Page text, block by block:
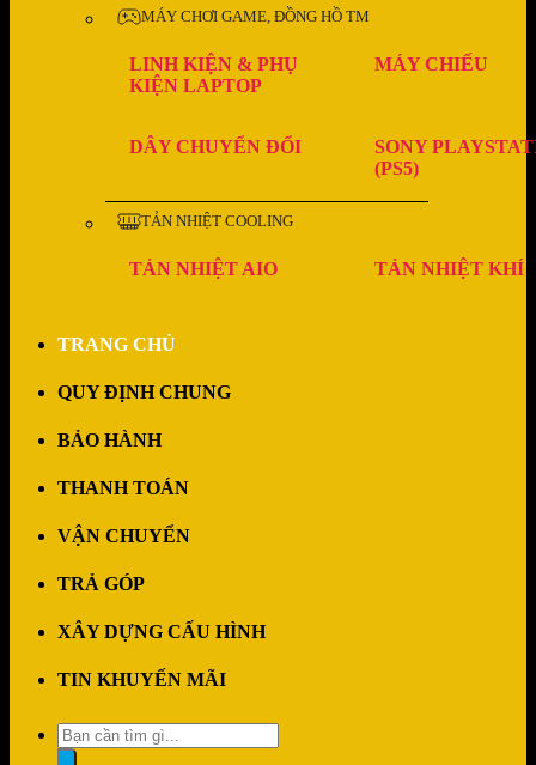
MÁY CHƠI GAME, ĐỒNG HỒ TM
LINH KIỆN & PHỤ
KIỆN LAPTOP
MÁY CHIẾU
DÂY CHUYỂN ĐỔI
SONY
(PS5)
TẢN NHIỆT COOLING
TẢN NHIỆT AIO TẢN NHIỆT KHÍ
TRANG CHỦ
QUY ĐỊNH CHUNG
BẢO HÀNH
THANH TOÁN
VẬN CHUYỂN
TRẢ GÓP
XÂY DỰNG CẤU HÌNH
TIN KHUYẾN MÃI
Tìm
kiếm: